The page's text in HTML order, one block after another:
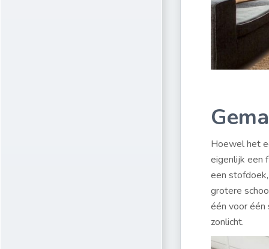
Hoewel het
eigenlijk een
een
grotere
één voor één
zonlicht.